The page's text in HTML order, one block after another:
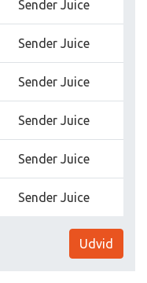
Sender Juice
Sender Juice
Sender Juice
Sender Juice
Sender Juice
Sender Juice
Udvid